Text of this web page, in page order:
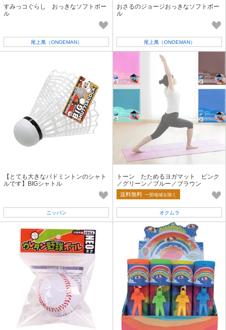
すみっコぐらし おっきなソフトボー
ル
尾上萬（ONOEMAN）
おさるのジョージおっきなソフトボー
ル
尾上萬（ONOEMAN）
【とても大きなバドミントンのシャト
ルです】BIGシャトル
ニッパン
トーン たためるヨガマット ピンク
／グリーン／ブルー／ブラウン
送料無料 一部地域を除く
オクムラ